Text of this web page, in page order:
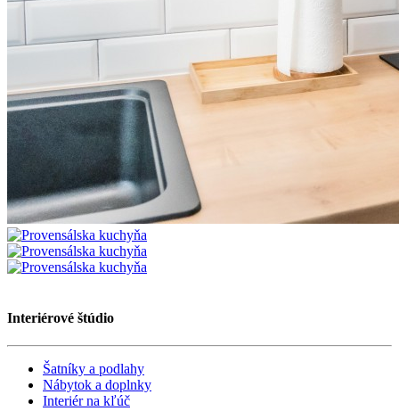
Interiérové štúdio
Šatníky a podlahy
Nábytok a doplnky
Interiér na kľúč